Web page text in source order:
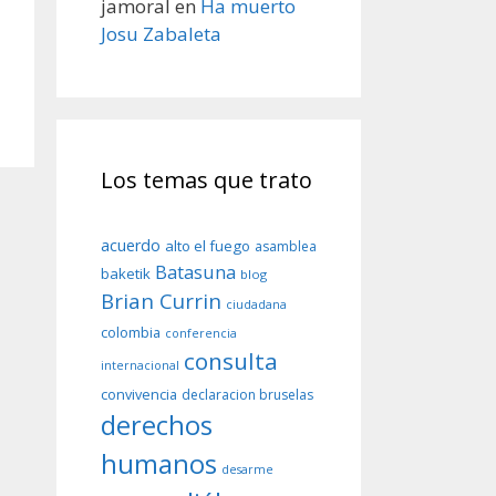
jamoral en Ha muerto
Josu Zabaleta
Los temas que trato
acuerdo alto el fuego asamblea
baketik Batasuna blog
Brian Currin ciudadana
colombia conferencia
internacional consulta
convivencia declaracion bruselas
derechos
humanos desarme